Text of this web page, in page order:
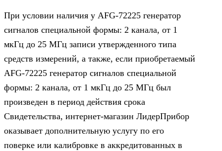
При условии наличия у AFG-72225 генератор
сигналов специальной формы: 2 канала, от 1
мкГц до 25 МГц записи утвержденного типа
средств измерений, а также, если приобретаемый
AFG-72225 генератор сигналов специальной
формы: 2 канала, от 1 мкГц до 25 МГц был
произведен в период действия срока
Свидетельства, интернет-магазин ЛидерПрибор
оказывает дополнительную услугу по его
поверке или калибровке в аккредитованных в